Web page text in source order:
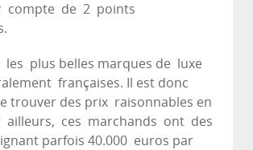
compte de 2 points
les plus belles marques de luxe
françaises. Il est donc
trouver des prix raisonnables en
ailleurs, ces marchands ont des
parfois 40.000 euros par